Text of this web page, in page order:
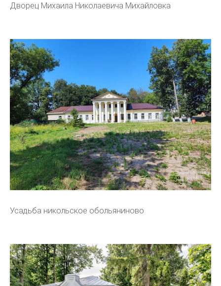
Дворец Михаила Николаевича Михайловка
Усадьба никольское обольяниново